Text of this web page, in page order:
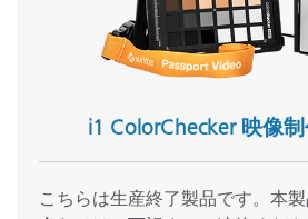
i1 ColorChecker 映像
こちらは生産終了製品です。本